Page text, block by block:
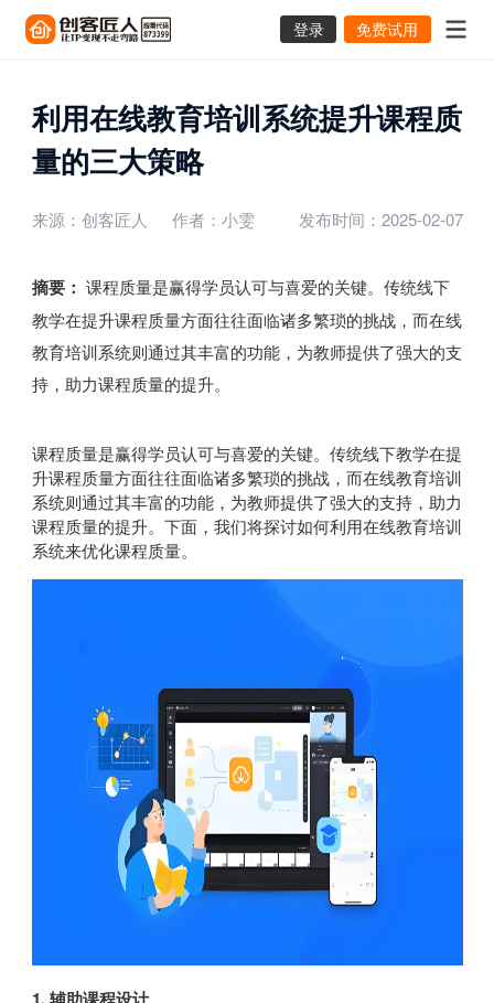
登录 免费试用
利用在线教育培训系统提升课程质
量的三大策略
来源：创客匠人 作者：小雯 发布时间：2025-02-07
摘要： 课程质量是赢得学员认可与喜爱的关键。传统线下
教学在提升课程质量方面往往面临诸多繁琐的挑战，而在线
教育培训系统则通过其丰富的功能，为教师提供了强大的支
持，助力课程质量的提升。
课程质量是赢得学员认可与喜爱的关键。传统线下教学在提
升课程质量方面往往面临诸多繁琐的挑战，而在线教育培训
系统则通过其丰富的功能，为教师提供了强大的支持，助力
课程质量的提升。下面，我们将探讨如何利用在线教育培训
系统来优化课程质量。